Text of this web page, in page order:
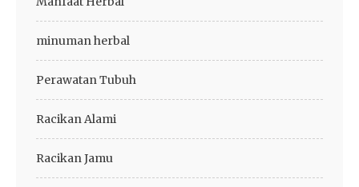
minuman herbal
Perawatan Tubuh
Racikan Alami
Racikan Jamu